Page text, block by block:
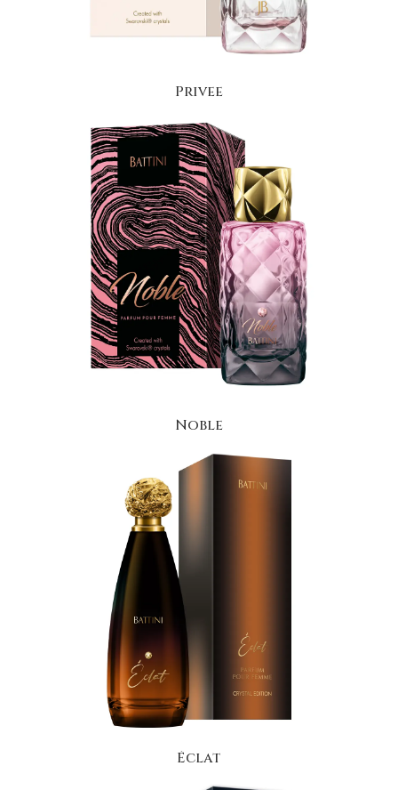
Privee
Noble
Éclat